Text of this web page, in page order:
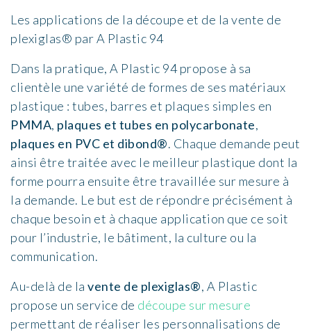
Les applications de la découpe et de la vente de
plexiglas® par A Plastic 94
Dans la pratique, A Plastic 94 propose à sa
clientèle une variété de formes de ses matériaux
plastique : tubes, barres et plaques simples en
PMMA, plaques et tubes en polycarbonate,
plaques en PVC et dibond®. Chaque demande peut
ainsi être traitée avec le meilleur plastique dont la
forme pourra ensuite être travaillée sur mesure à
la demande. Le but est de répondre précisément à
chaque besoin et à chaque application que ce soit
pour l’industrie, le bâtiment, la culture ou la
communication.
Au-delà de la vente de plexiglas®, A Plastic
propose un service de découpe sur mesure
permettant de réaliser les personnalisations de